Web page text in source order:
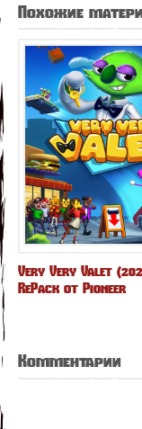
Похожие
Very Very Valet
RePack от Pioneer
Комментарии